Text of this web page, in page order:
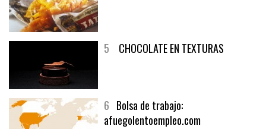
5 CHOCOLATE EN TEXTURAS
6 Bolsa de trabajo:
afuegolentoempleo.com